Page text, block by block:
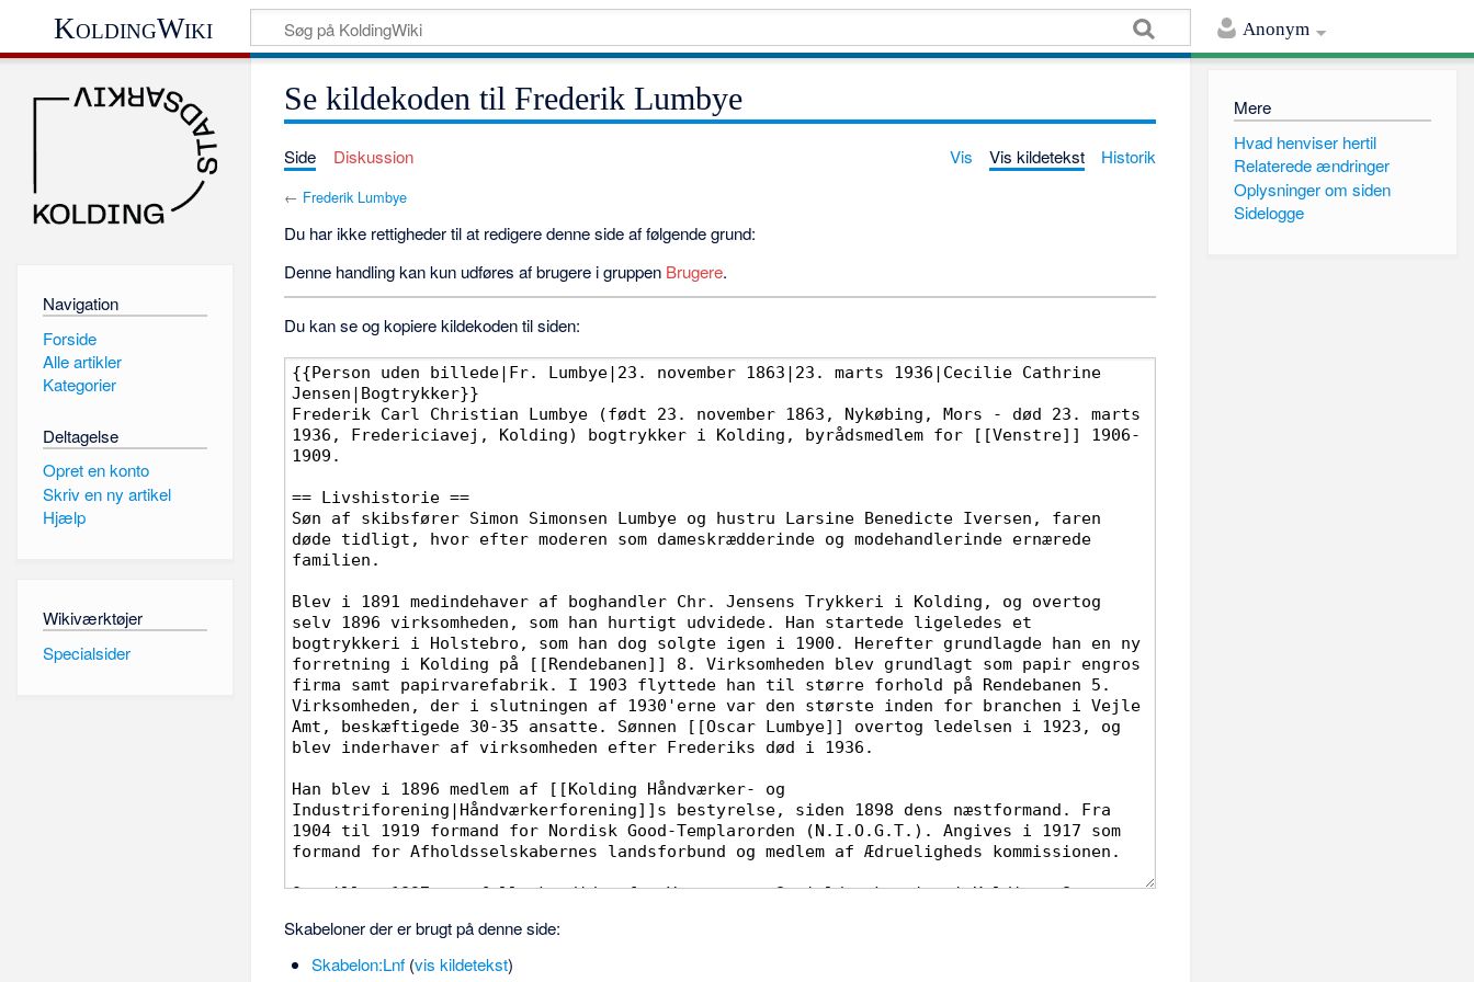
Anonym
KoldingWiki
Se kildekoden til Frederik Lumbye
Side Diskussion Vis Vis kildetekst Historik
← Frederik Lumbye
Du har ikke rettigheder til at redigere denne side af følgende grund:
Denne handling kan kun udføres af brugere i gruppen Brugere.
Du kan se og kopiere kildekoden til siden:
Skabeloner der er brugt på denne side:
Skabelon:Lnf(vis kildetekst)
Navigation
Forside
Alle artikler
Kategorier
Deltagelse
Opret en konto
Skriv en ny artikel
Hjælp
Wikiværktøjer
Specialsider
Mere
Hvad henviser hertil
Relaterede ændringer
Oplysninger om siden
Sidelogge